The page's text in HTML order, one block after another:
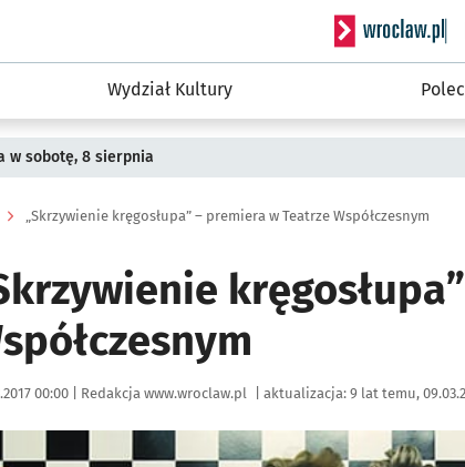
Serwis
Wydział Kultury
w sobotę, 8 sierpnia
„Skrzywienie kręgosłupa” – premiera w Teatrze Współczesnym
publikacji:
00:00 | Autor:
Redakcja www.wroclaw.pl aktualizacja: 9 lat temu,